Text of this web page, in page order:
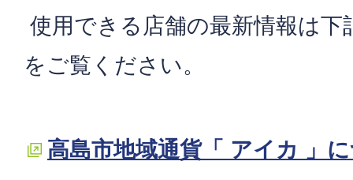
使用できる店舗の最新情報は下
をご覧ください。
高島市地域通貨「 アイカ 」